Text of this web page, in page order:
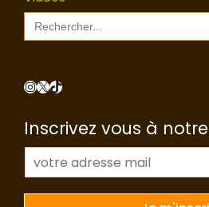
Search
for:
Instagram
X TikTok
Inscrivez vous à
E